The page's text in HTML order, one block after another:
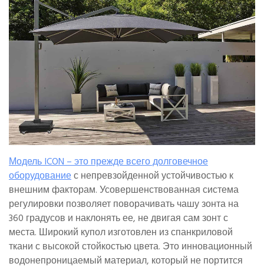
Модель ICON – это прежде всего долговечное
оборудованиес непревзойденной устойчивостью к
внешним факторам. Усовершенствованная система
регулировки позволяет поворачивать чашу зонта на
360 градусов и наклонять ее, не двигая сам зонт с
места. Широкий купол изготовлен из спанкриловой
ткани с высокой стойкостью цвета. Это инновационный
водонепроницаемый материал, который не портится